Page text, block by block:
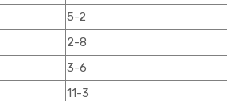
5-2
2-8
3-6
11-3